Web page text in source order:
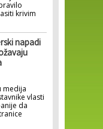
krivim
napadi
medija
vlasti
da